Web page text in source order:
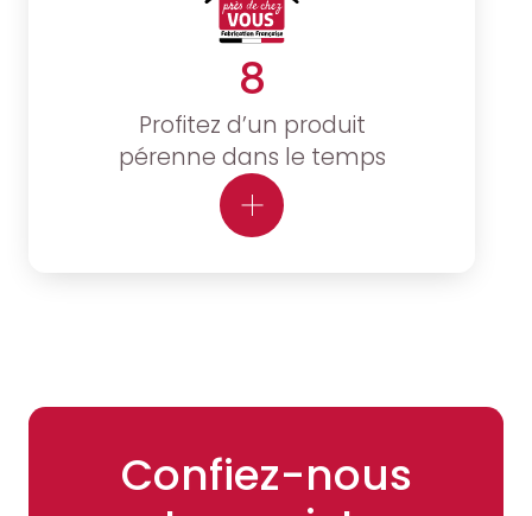
8
Profitez d’un produit
pérenne dans le temps
Confiez-nous